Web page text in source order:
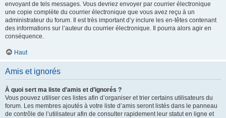
envoyant de tels messages. Vous devriez envoyer par courrier électronique
une copie complète du courrier électronique que vous avez reçu à un
administrateur du forum. Il est très important d’y inclure les en-têtes contenant
des informations sur l’auteur du courrier électronique. Il pourra alors agir en
conséquence.
Haut
Amis et ignorés
À quoi sert ma liste d’amis et d’ignorés ?
Vous pouvez utiliser ces listes afin d’organiser et trier certains utilisateurs du
forum. Les membres ajoutés à votre liste d’amis seront listés dans le panneau
de contrôle de l’utilisateur afin de consulter rapidement leur statut en ligne et